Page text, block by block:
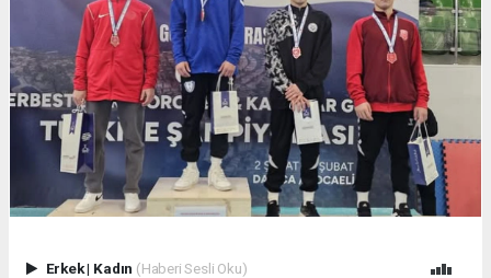
Erkek| Kadın (Haberi Sesli Oku)